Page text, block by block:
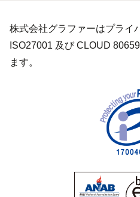
株式会社グラファーはプライ
ISO27001 及び CLOUD
ます。